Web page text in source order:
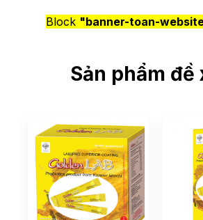
Block "banner-toan-
Sản phẩm đề